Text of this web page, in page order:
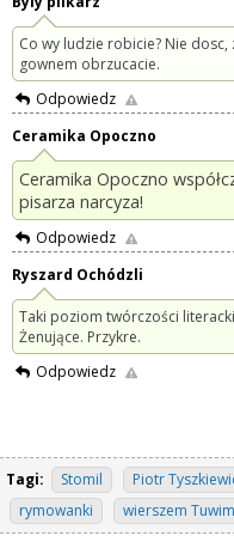
Co wy ludzie robicie? Nie
gownem obrzucacie.
Odpowiedz
Ceramika Opoczno
Ceramika Opoczno
pisarza narcyza!
Odpowiedz
Ryszard Ochódzli
Taki poziom twórczości
Żenujące. Przykre.
Odpowiedz
Tagi: Stomil Piotr
rymowanki
wierszem